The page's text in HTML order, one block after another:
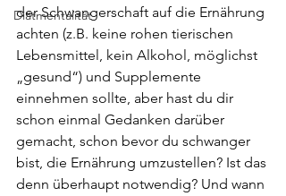
Diätmentalität
der Schwangerschaft auf die Ernährung
achten (z.B. keine rohen tierischen
Lebensmittel, kein Alkohol, möglichst
„gesund“) und Supplemente
einnehmen sollte, aber hast du dir
schon einmal Gedanken darüber
gemacht, schon bevor du schwanger
bist, die Ernährung umzustellen? Ist das
denn überhaupt notwendig? Und wann